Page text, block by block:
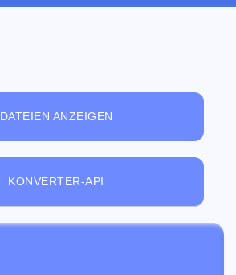
DATEIEN ANZEIGEN
KONVERTER-API